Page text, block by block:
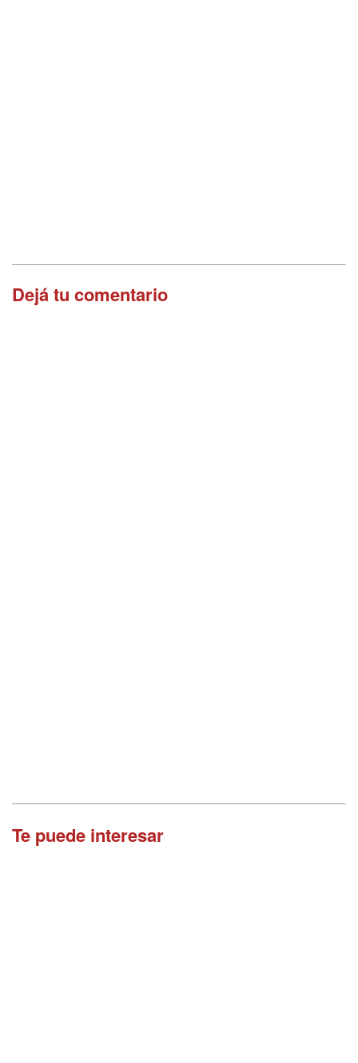
Dejá tu comentario
Te puede interesar